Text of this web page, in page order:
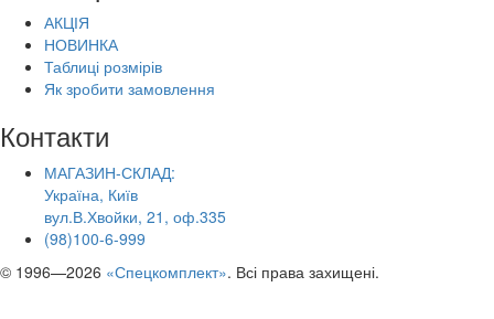
АКЦІЯ
НОВИНКА
Таблиці розмірів
Як зробити замовлення
Контакти
МАГАЗИН-СКЛАД:
Україна, Київ
вул.В.Хвойки, 21, оф.335
(98)100-6-999
© 1996—2026 «Спецкомплект». Всі права захищені.